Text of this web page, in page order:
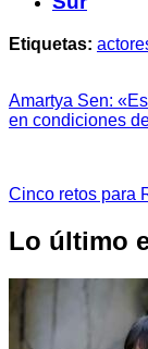
Etiquetas:
Amartya Sen:
en condiciones
Cinco retos para
Lo último